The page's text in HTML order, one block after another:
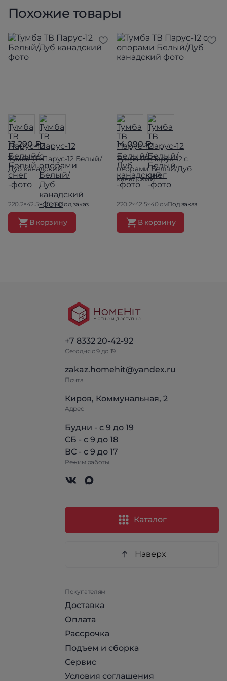
Похожие товары
13 290 ₽
Тумба ТВ Парус-12 Белый/
Дуб канадский
220.2×42.5×40 смПод заказ
В корзину
14 090 ₽
Тумба ТВ Парус-12 с
опорами Белый/Дуб
канадский
220.2×42.5×40 смПод заказ
В корзину
+7 8332 20-42-92
Сегодня с 9 до 19
zakaz.homehit@yandex.ru
Почта
Киров, Коммунальная, 2
Адрес
Будни - с 9 до 19
СБ - с 9 до 18
ВС - с 9 до 17
Режим работы
Каталог
Наверх
Покупателям
Доставка
Оплата
Рассрочка
Подъем и сборка
Сервис
Условия соглашения